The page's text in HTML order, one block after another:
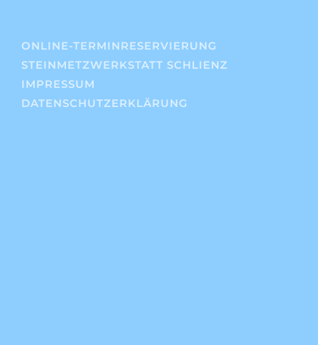
ONLINE-TERMINRESERVIERUNG
STEINMETZWERKSTATT SCHLIENZ
IMPRESSUM
DATENSCHUTZERKLÄRUNG